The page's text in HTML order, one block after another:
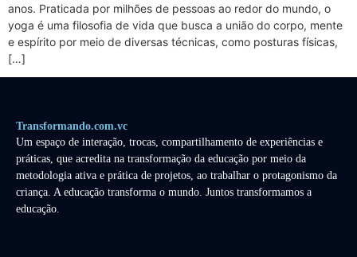
anos. Praticada por milhões de pessoas ao redor do mundo, o
yoga é uma filosofia de vida que busca a união do corpo, mente
e espírito por meio de diversas técnicas, como posturas físicas,
[…]
Transformando.com.vc
Um espaço de interação, trocas, compartilhamento de experiências e
práticas, que acredita na transformação da educação por meio da
metodologia ativa e prática de projetos, ao trabalhar o protagonismo da
criança. A educação transforma o mundo. Juntos transformamos a
educação.